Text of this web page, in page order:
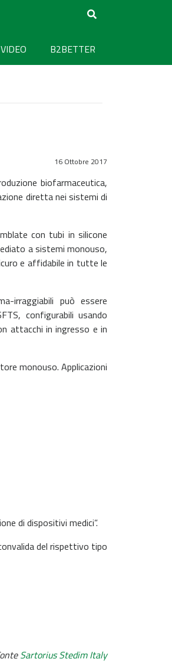
VIDEO B2BETTER
16 Ottobre 2017
biofarmaceutica,
diretta nei sistemi di
con tubi in silicone
a sistemi monouso,
e affidabile in tutte le
irraggiabili può essere
configurabili usando
attacchi in ingresso e in
monouso. Applicazioni
di dispositivi medici”.
del rispettivo tipo
Sartorius Stedim Italy